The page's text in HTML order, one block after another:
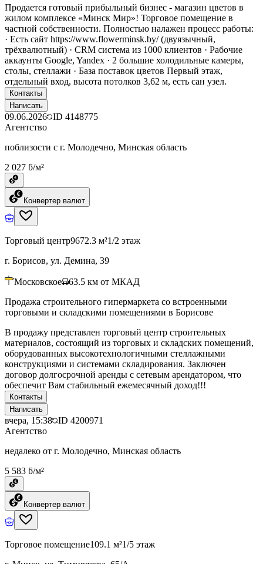
Продается готовый прибыльный бизнес - магазин цветов в
жилом комплексе «Минск Мир»! Торговое помещение в
частной собственности. Полностью налажен процесс работы:
· Есть сайт https://www.flowerminsk.by/ (двуязычный,
трёхвалютный) · CRM система из 1000 клиентов · Рабочие
аккаунты Google, Yandex · 2 большие холодильные камеры,
столы, стеллажи · База поставок цветов Первый этаж,
отдельный вход, высота потолков 3,62 м, есть сан узел.
Контакты
Написать
09.06.2026 ID 4148775
Агентство
поблизости с г. Молодечно, Минская область
2 027 ƃ/м²
Конвертер валют
Торговый центр9672.3 м²1/2 этаж
г. Борисов, ул. Демина, 39
Московское 63.5 км от МКАД
Продажа строительного гипермаркета со встроенными
торговыми и складскими помещениями в Борисове
В продажу представлен торговый центр строительных
материалов, состоящий из торговых и складских помещений,
оборудованных высокотехнологичными стеллажными
конструкциями и системами складирования. Заключен
договор долгосрочной аренды с сетевым арендатором, что
обеспечит Вам стабильный ежемесячный доход!!!
Контакты
Написать
вчера, 15:38 ID 4200971
Агентство
недалеко от г. Молодечно, Минская область
5 583 ƃ/м²
Конвертер валют
Торговое помещение109.1 м²1/5 этаж